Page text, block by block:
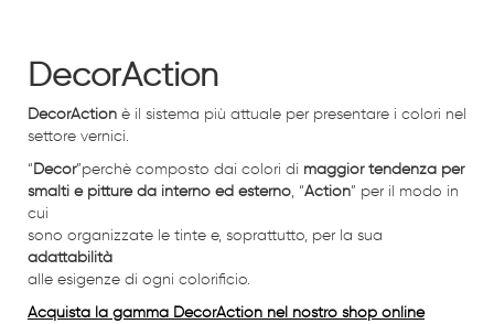
DecorAction
DecorAction è il sistema più attuale per presentare i colori nel
settore vernici.
“Decor”perchè composto dai colori di maggior tendenza per
smalti e pitture da interno ed esterno, “Action” per il modo in
cui
sono organizzate le tinte e, soprattutto, per la sua
adattabilità
alle esigenze di ogni colorificio.
Acquista la gamma DecorAction nel nostro shop online